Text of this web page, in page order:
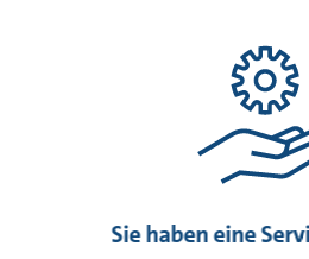
Sie haben eine